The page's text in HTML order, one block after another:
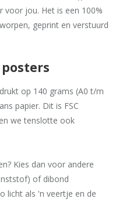
voor jou. Het is een 100%
geprint en verstuurd
op 140 grams (A0 t/m
papier. Dit is FSC
we tenslotte ook
Kies dan voor andere
of dibond
licht als 'n veertje en de